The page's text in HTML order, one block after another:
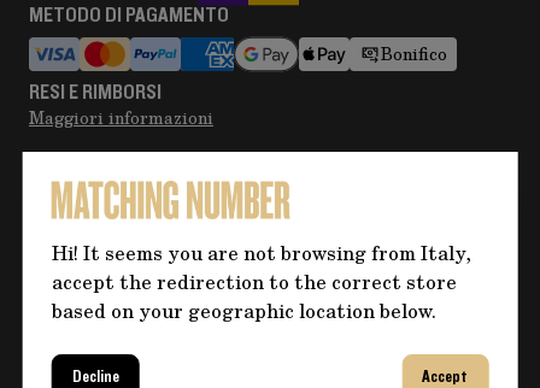
Hi! It seems you are not browsing from Italy,
accept the redirection to the correct store
based on your geographic location below.
Decline Accept
METODO DI PAGAMENTO
Bonifico
RESI E RIMBORSI
Maggiori informazioni
sul prodotto?
Clicca sul pulsante per eventuali domande e
compila il form, ti ricontatteremo al più
presto per risolvere il tuo dubbio!